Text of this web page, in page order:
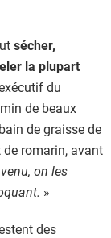
sécher,
la plupart
du
de beaux
de graisse de
de romarin, avant
on les
»
des